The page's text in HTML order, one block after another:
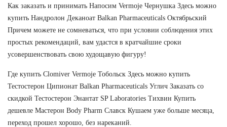
Как заказать и принимать Напосим Vermoje Чернушка Здесь можно
купить Нандролон Деканоат Balkan Pharmaceuticals Октябрьский
Причем можете не сомневаться, что при условии соблюдения этих
простых рекомендаций, вам удастся в кратчайшие сроки
усовершенствовать свою худощавую фигуру!
Где купить Clomiver Vermoje Тобольск Здесь можно купить
Тестостерон Ципионат Balkan Pharmaceuticals Углич Заказать со
скидкой Тестостерон Энантат SP Laboratories Тихвин Купить
дешевле Мастерон Body Pharm Славск Кушаем уже больше месяца,
переход прошел хорошо, без нареканий.